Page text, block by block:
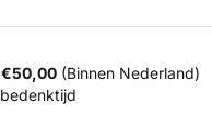
€50,00(Binnen Nederland)
bedenktijd